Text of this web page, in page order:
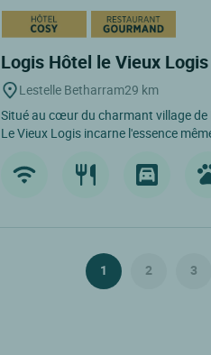
Logis Hôtel le Vieux Logis
Lestelle Betharram29 km
Situé au cœur du charmant village
Le Vieux Logis incarne l'essence
1 2 3